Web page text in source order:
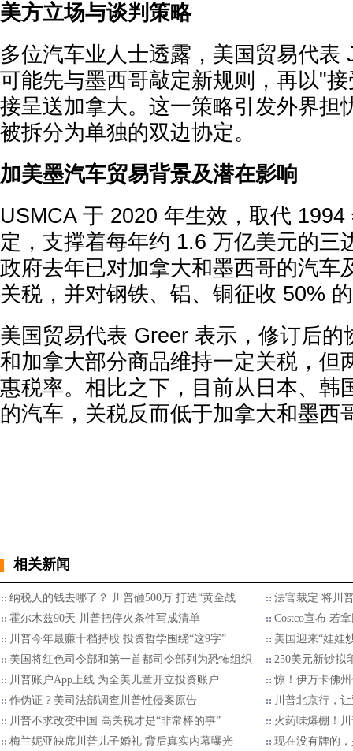
美方立场与谈判策略
多位汽车业人士透露，美国贸易代表
可能先与墨西哥敲定新规则，再以"
接呈送加拿大。这一策略引发外界担
被拆分为单独的双边协定。
加美墨汽车贸易背景及潜在影响
USMCA 于 2020 年生效，取代
定，支撑着每年约 1.6 万亿美元的三
政府去年已对加拿大和墨西哥的汽车
关税，并对钢铁、铝、铜征收 50%
美国贸易代表 Greer 表示，修订后的
和加拿大部分商品维持一定关税，但
惠税率。相比之下，目前从日本、韩
的汽车，关税反而低于加拿大和墨西
相关新闻
纳税人的钱去哪了？ 川普砸500万 打造“黄金战
法官裁定 将川
霍尔木兹90天 川普把停火条件写成清单
Costco宣布 若
川普今年最赚十档持股 投资哲学围绕“这9字”
美国迎来“娃娃
美国将红色司令部和第一首都司令部列为恐怖组织
250美元新钞拟
川普账户App上线 为全美儿童开立投资账户
惊！伊万卡佛
作伪证？美司法部调查川普性侵案原告
川普北京行，
川普不求改变中国 高关税才是“非常棒的事”
火药味爆棚！
梅兰妮亚缺席川普儿子婚礼 背后真实内幕曝光
现在没有牌的